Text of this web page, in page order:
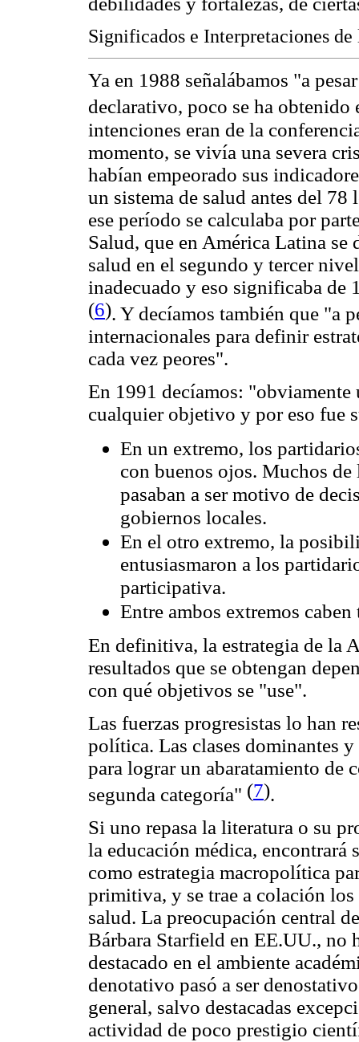
Significados e Interpretaciones de
Ya en 1988 señalábamos "a
declarativo, poco se ha
intenciones eran de la
momento, se vivía una severa
habían empeorado sus
un sistema de salud antes del
ese período se calculaba por
Salud, que en América Latina se
salud en el segundo y tercer
inadecuado y eso significaba de
(6). Y decíamos también que "a
internacionales para definir
cada vez peores".
En 1991 decíamos: "obviamente
cualquier objetivo y por eso fue
En un extremo, los
con buenos ojos. Muchos
pasaban a ser motivo de
gobiernos locales.
En el otro extremo, la
entusiasmaron a los
participativa.
Entre ambos extremos
En definitiva, la estrategia de la
resultados que se obtengan
con qué objetivos se "use".
Las fuerzas progresistas lo han
política. Las clases dominantes
para lograr un abaratamiento de
segunda categoría" (7).
Si uno repasa la literatura o su
la educación médica, encontrará
como estrategia macropolítica
primitiva, y se trae a colación
salud. La preocupación central
Bárbara Starfield en EE.UU., no
destacado en el ambiente
denotativo pasó a ser
general, salvo destacadas
actividad de poco prestigio